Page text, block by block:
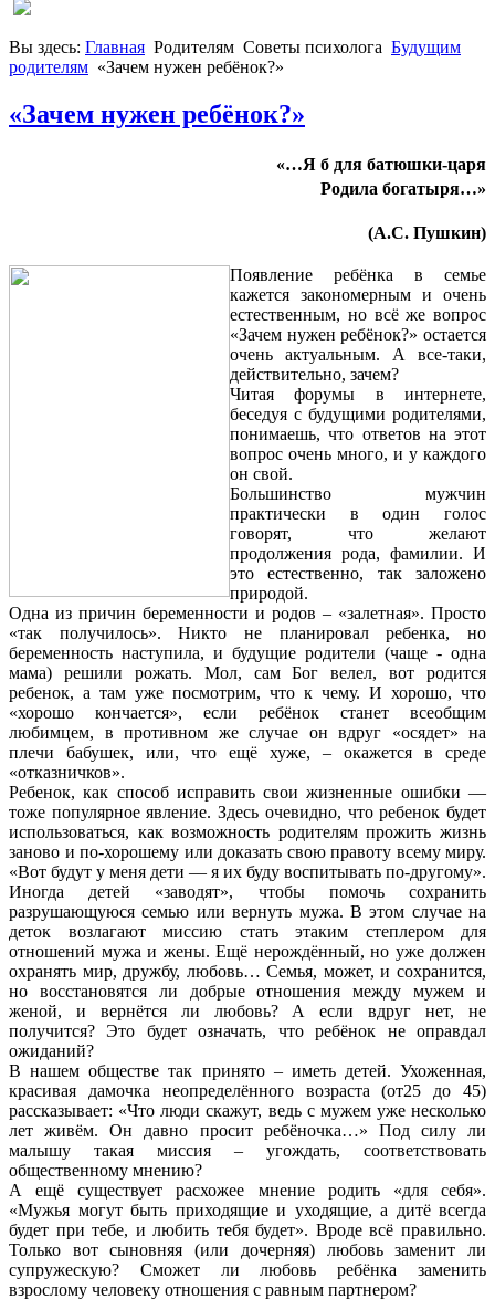
Вы здесь: Главная Родителям Советы психолога Будущим
родителям «Зачем нужен ребёнок?»
«Зачем нужен ребёнок?»
«…Я б для батюшки-царя
Родила богатыря…»
(А.С. Пушкин)
Появление ребёнка в семье
кажется закономерным и очень
естественным, но всё же вопрос
«Зачем нужен ребёнок?» остается
очень актуальным. А все-таки,
действительно, зачем?
Читая форумы в интернете,
беседуя с будущими родителями,
понимаешь, что ответов на этот
вопрос очень много, и у каждого
он свой.
Большинство мужчин
практически в один голос
говорят, что желают
продолжения рода, фамилии. И
это естественно, так заложено
природой.
Одна из причин беременности и родов – «залетная». Просто
«так получилось». Никто не планировал ребенка, но
беременность наступила, и будущие родители (чаще - одна
мама) решили рожать. Мол, сам Бог велел, вот родится
ребенок, а там уже посмотрим, что к чему. И хорошо, что
«хорошо кончается», если ребёнок станет всеобщим
любимцем, в противном же случае он вдруг «осядет» на
плечи бабушек, или, что ещё хуже, – окажется в среде
«отказничков».
Ребенок, как способ исправить свои жизненные ошибки —
тоже популярное явление. Здесь очевидно, что ребенок будет
использоваться, как возможность родителям прожить жизнь
заново и по-хорошему или доказать свою правоту всему миру.
«Вот будут у меня дети — я их буду воспитывать по-другому».
Иногда детей «заводят», чтобы помочь сохранить
разрушающуюся семью или вернуть мужа. В этом случае на
деток возлагают миссию стать этаким степлером для
отношений мужа и жены. Ещё нерождённый, но уже должен
охранять мир, дружбу, любовь… Семья, может, и сохранится,
но восстановятся ли добрые отношения между мужем и
женой, и вернётся ли любовь? А если вдруг нет, не
получится? Это будет означать, что ребёнок не оправдал
ожиданий?
В нашем обществе так принято – иметь детей. Ухоженная,
красивая дамочка неопределённого возраста (от25 до 45)
рассказывает: «Что люди скажут, ведь с мужем уже несколько
лет живём. Он давно просит ребёночка…» Под силу ли
малышу такая миссия – угождать, соответствовать
общественному мнению?
А ещё существует расхожее мнение родить «для себя».
«Мужья могут быть приходящие и уходящие, а дитё всегда
будет при тебе, и любить тебя будет». Вроде всё правильно.
Только вот сыновняя (или дочерняя) любовь заменит ли
супружескую? Сможет ли любовь ребёнка заменить
взрослому человеку отношения с равным партнером?